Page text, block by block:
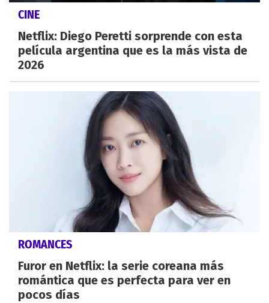
CINE
Netflix: Diego Peretti sorprende con esta
película argentina que es la más vista de
2026
ROMANCES
Furor en Netflix: la serie coreana más
romántica que es perfecta para ver en
pocos días